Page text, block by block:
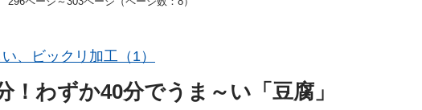
、ビックリ加工（1）
！わずか40分でうま～い「豆腐」